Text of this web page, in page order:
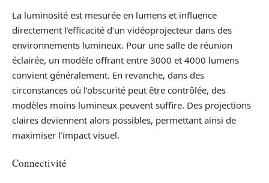
La luminosité est mesurée en lumens et influence
directement l’efficacité d’un vidéoprojecteur dans des
environnements lumineux. Pour une salle de réunion
éclairée, un modèle offrant entre 3000 et 4000 lumens
convient généralement. En revanche, dans des
circonstances où l’obscurité peut être contrôlée, des
modèles moins lumineux peuvent suffire. Des projections
claires deviennent alors possibles, permettant ainsi de
maximiser l’impact visuel.
Connectivité